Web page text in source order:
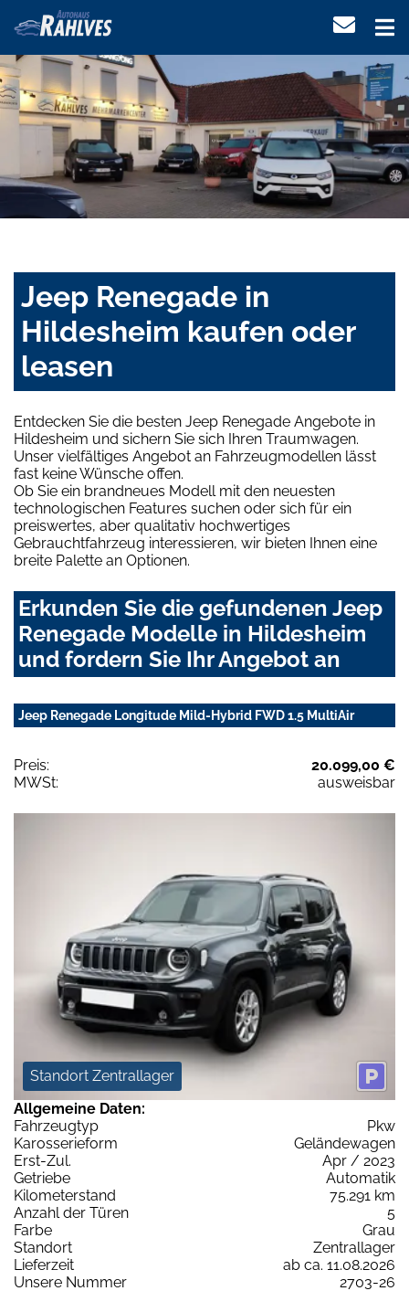
Jeep Renegade in
Hildesheim kaufen oder
leasen
Entdecken Sie die besten Jeep Renegade Angebote in
Hildesheim und sichern Sie sich Ihren Traumwagen.
Unser vielfältiges Angebot an Fahrzeugmodellen lässt
fast keine Wünsche offen.
Ob Sie ein brandneues Modell mit den neuesten
technologischen Features suchen oder sich für ein
preiswertes, aber qualitativ hochwertiges
Gebrauchtfahrzeug interessieren, wir bieten Ihnen eine
breite Palette an Optionen.
Erkunden Sie die gefundenen Jeep
Renegade Modelle in Hildesheim
und fordern Sie Ihr Angebot an
Jeep Renegade Longitude Mild-Hybrid FWD 1.5 MultiAir
Preis:
20.099,00 €
MWSt:
ausweisbar
Standort Zentrallager
Allgemeine Daten:
Fahrzeugtyp
Pkw
Karosserieform
Geländewagen
Erst-Zul.
Apr / 2023
Getriebe
Automatik
Kilometerstand
75.291 km
Anzahl der Türen
5
Farbe
Grau
Standort
Zentrallager
Lieferzeit
ab ca. 11.08.2026
Unsere Nummer
2703-26